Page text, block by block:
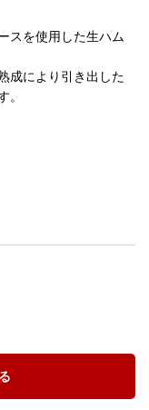
スを使用した生ハム
成により引き出した
。